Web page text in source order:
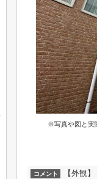
※写真や図と実
コメント 【外観】